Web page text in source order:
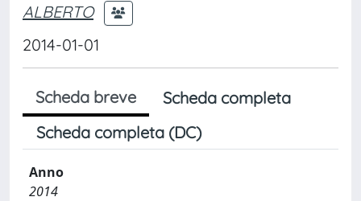
ALBERTO
2014-01-01
Scheda breve
Scheda completa
Scheda completa (DC)
Anno
2014